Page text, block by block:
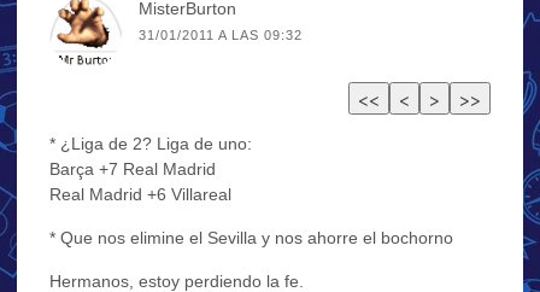
MisterBurton
31/01/2011 A LAS 09:32
* ¿Liga de 2? Liga de uno:
Barça +7 Real Madrid
Real Madrid +6 Villareal
* Que nos elimine el Sevilla y nos ahorre el bochorno
Hermanos, estoy perdiendo la fe.